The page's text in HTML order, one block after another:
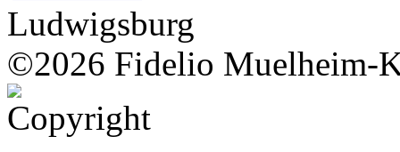
Ludwigsburg
©2026 Fidelio Muelheim-